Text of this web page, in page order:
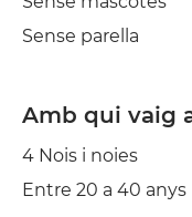
Sense parella
Amb qui vaig
4 Nois i noies
Entre 20 a 40 anys